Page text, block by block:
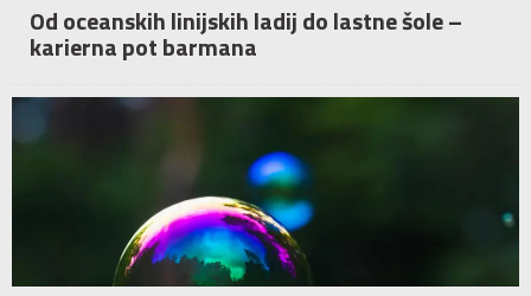
Od oceanskih linijskih ladij do lastne šole –
karierna pot barmana